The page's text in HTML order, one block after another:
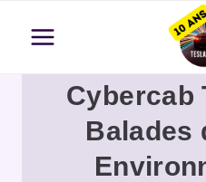
contenu
Cybercab
Balades